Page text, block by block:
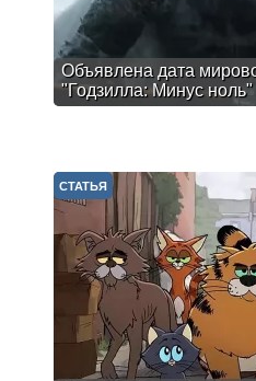
Объявлена дата
"Годзилла: Минус ноль"
СТАТЬЯ